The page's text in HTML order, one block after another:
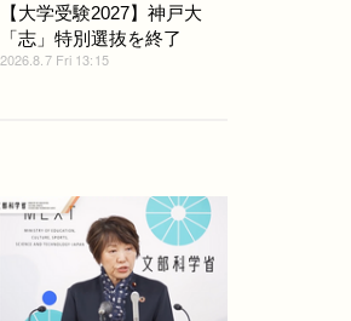
【大学受験2027】神戸大
「志」特別選抜を終了
2026.8.7 Fri 13:15